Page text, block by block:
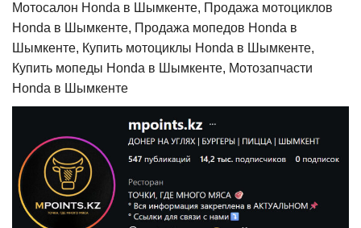
Мотосалон Honda в Шымкенте, Продажа мотоциклов
Honda в Шымкенте, Продажа мопедов Honda в
Шымкенте, Купить мотоциклы Honda в Шымкенте,
Купить мопеды Honda в Шымкенте, Мотозапчасти
Honda в Шымкенте